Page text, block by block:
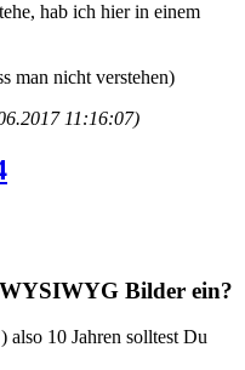
hab ich hier in einem
man nicht verstehen)
11:16:07)
Bilder ein?
10 Jahren solltest Du